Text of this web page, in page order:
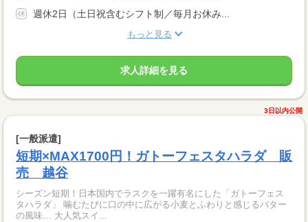
週休2日（土日祝含むシフト制／毎月お休み...
もっと見る
求人詳細を見る
3日以内公開
[一般派遣]
短期×MAX1700円！ガトーフェスタハラダ 販
売 越谷
シーズン短期！日本国内でラスクを一躍有名にした「ガトーフェス
タハラダ」 噛むたびに口の中に広がる小麦とふわりと感じるバター
の風味… 大人気スイ...